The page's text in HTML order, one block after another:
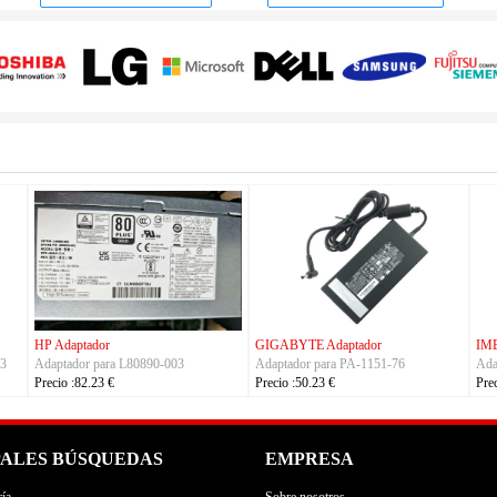
HUAWEI Adaptador
Adaptador para S190126D1D
Precio :40.23 €
TRIMBLE Adaptador
Adaptador para
Charger_Dual_Battery_Slot
BÚSQUEDAS EMPRESA